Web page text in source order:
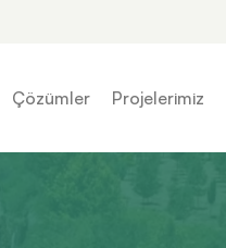
Çözümler Projelerimiz